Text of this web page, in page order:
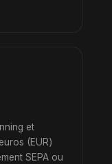
et
(EUR)
SEPA ou